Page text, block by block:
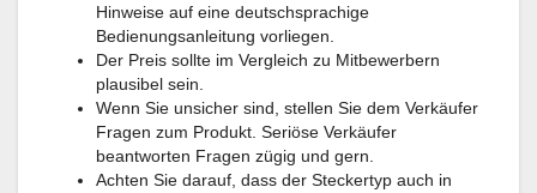
Hinweise auf eine deutschsprachige
Bedienungsanleitung vorliegen.
Der Preis sollte im Vergleich zu Mitbewerbern
plausibel sein.
Wenn Sie unsicher sind, stellen Sie dem Verkäufer
Fragen zum Produkt. Seriöse Verkäufer
beantworten Fragen zügig und gern.
Achten Sie darauf, dass der Steckertyp auch in